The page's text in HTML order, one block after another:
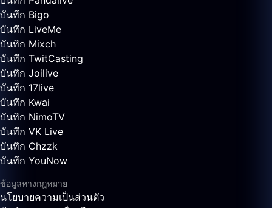
บันทึก Bigo
บันทึก LiveMe
บันทึก Mixch
บันทึก TwitCasting
บันทึก Joilive
บันทึก 17live
บันทึก Kwai
บันทึก NimoTV
บันทึก VK Live
บันทึก Chzzk
บันทึก YouNow
ข้อมูลทางกฎหมาย
นโยบายความเป็นส่วนตัว